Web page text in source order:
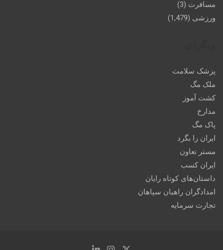
مسافرت (3)
ورزشی (1,479)
پزشک سلامت
ملک مگ
کشت آموز
مدارخ
پاک مگ
ایران را بگرد
مستر تعاون
ایران کسب
داستان‌های کوتاه رایان
امدادگران راهیان سپاهان
تجارت سرمایه